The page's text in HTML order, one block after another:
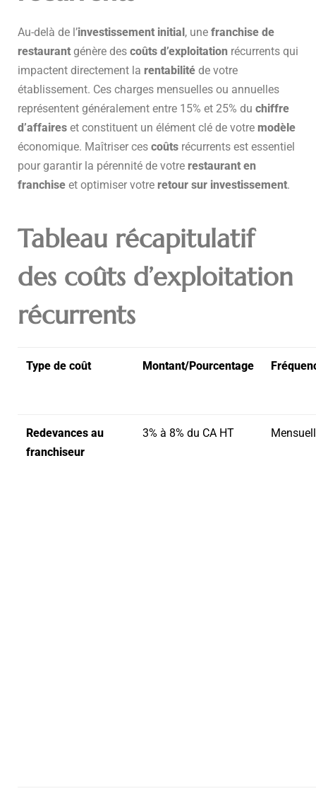
Au-delà de l’investissement initial, une franchise de
restaurantgénère des coûts d’exploitation récurrents qui
impactent directement la rentabilité de votre
établissement. Ces charges mensuelles ou annuelles
représentent généralement entre 15% et 25% du chiffre
d’affaires et constituent un élément clé de votre modèle
économique. Maîtriser ces coûts récurrents est essentiel
pour garantir la pérennité de votre restaurant en
franchise et optimiser votre retour sur investissement.
Tableau récapitulatif
des coûts d’exploitation
récurrents
Type de coût Montant/Pourcentage
Redevances au
franchiseur
3% à 8% du CA HT